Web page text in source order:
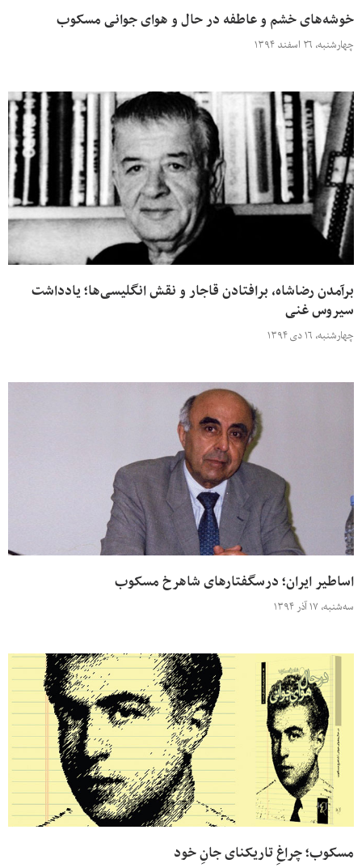
خوشه‌های خشم و عاطفه در حال و هوای جوانی مسکوب
چهارشنبه، ۲۶ اسفند ۱۳۹۴
برآمدن رضاشاه، برافتادن قاجار و نقش انگلیسی‌ها؛ یادداشت
سیروس غنی
چهارشنبه، ۱۶ دی ۱۳۹۴
اساطیر ایران؛ درسگفتارهای شاهرخ مسکوب
سه‌شنبه، ۱۷ آذر ۱۳۹۴
مسکوب؛ چراغِ تاریکنای جانِ خود